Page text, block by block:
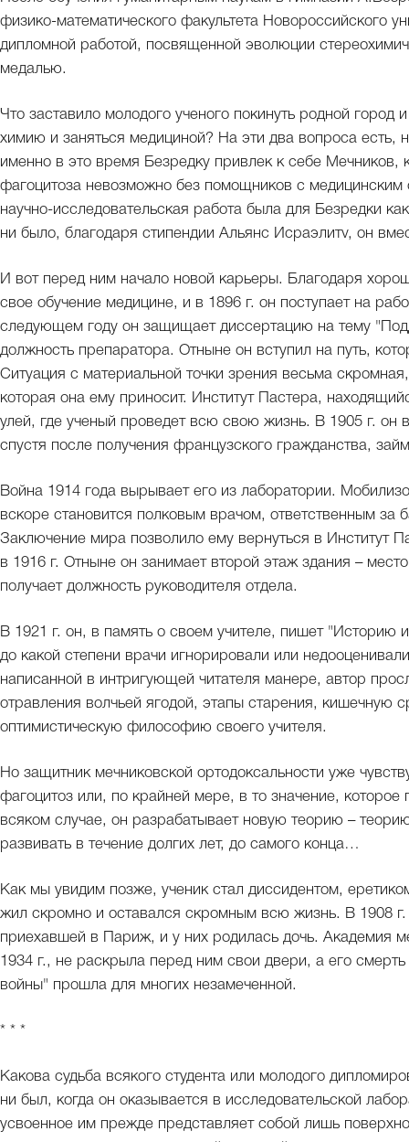
физико-математического факультета Новороссийского
дипломной работой, посвященной эволюции
медалью.
Что заставило молодого ученого покинуть родной город
химию и заняться медициной? На эти два вопроса есть,
именно в это время Безредку привлек к себе Мечников,
фагоцитоза невозможно без помощников с
научно-исследовательская работа была для Безредки
ни было, благодаря стипендии Альянс Исраэлитv, он
И вот перед ним начало новой карьеры. Благодаря
свое обучение медицине, и в 1896 г. он поступает на
следующем году он защищает диссертацию на тему
должность препаратора. Отныне он вступил на путь,
Ситуация с материальной точки зрения весьма
которая она ему приносит. Институт Пастера,
улей, где ученый проведет всю свою жизнь. В 1905 г. он
спустя после получения французского гражданства,
Война 1914 года вырывает его из лаборатории.
вскоре становится полковым врачом, ответственным за
Заключение мира позволило ему вернуться в Институт
в 1916 г. Отныне он занимает второй этаж здания –
получает должность руководителя отдела.
В 1921 г. он, в память о своем учителе, пишет "Историю
до какой степени врачи игнорировали или
написанной в интригующей читателя манере, автор
отравления волчьей ягодой, этапы старения, кишечную
оптимистическую философию своего учителя.
Но защитник мечниковской ортодоксальности уже
фагоцитоз или, по крайней мере, в то значение, которое
всяком случае, он разрабатывает новую теорию –
развивать в течение долгих лет, до самого конца…
Как мы увидим позже, ученик стал диссидентом,
жил скромно и оставался скромным всю жизнь. В 1908
приехавшей в Париж, и у них родилась дочь. Академия
1934 г., не раскрыла перед ним свои двери, а его
войны" прошла для многих незамеченной.
* * *
Какова судьба всякого студента или молодого
ни был, когда он оказывается в исследовательской
усвоенное им прежде представляет собой лишь